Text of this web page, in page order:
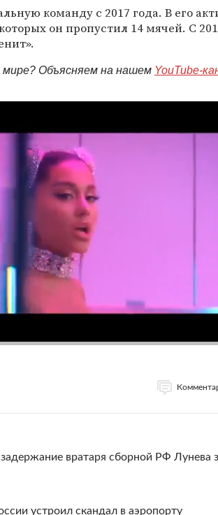
команду с 2017 года. В его
он пропустил 14 мячей. С
мире? Объясняем на нашем YouTube-
вратаря сборной РФ Лунева
устроил скандал в аэропорту